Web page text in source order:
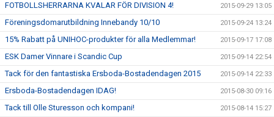
FOTBOLLSHERRARNA KVALAR FÖR DIVISION 4! 2015-09-29 13:05
Föreningsdomarutbildning Innebandy 10/10 2015-09-24 13:24
15% Rabatt på UNIHOC-produkter för alla Medlemmar! 2015-09-17 17:08
ESK Damer Vinnare i Scandic Cup 2015-09-14 22:54
Tack för den fantastiska Ersboda-Bostadendagen 2015 2015-09-14 22:33
Ersboda-Bostadendagen IDAG! 2015-08-30 09:16
Tack till Olle Sturesson och kompani! 2015-08-14 15:27